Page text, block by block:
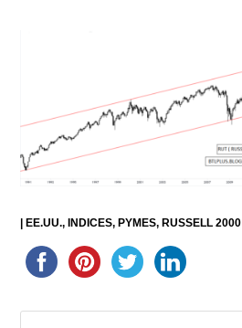
|EE.UU. INDICES PYMES RUSSELL 2000